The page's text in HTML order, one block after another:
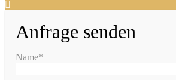
Anfrage senden
Name*